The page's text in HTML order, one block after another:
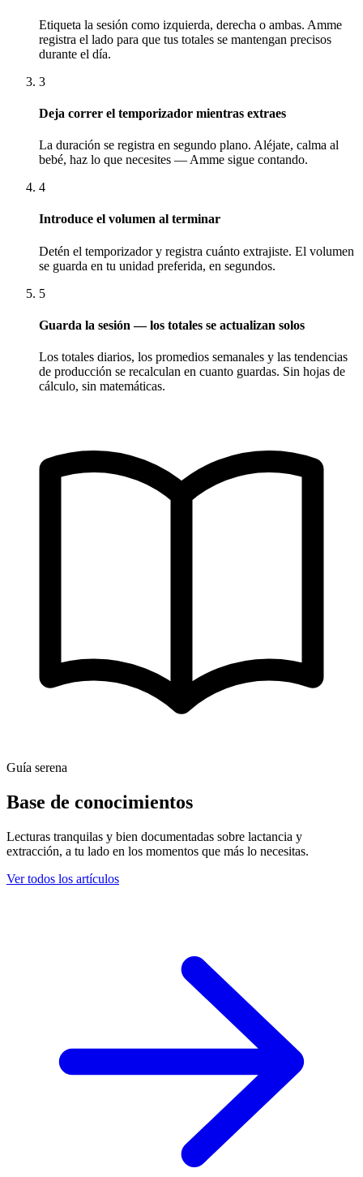
Etiqueta la sesión como izquierda, derecha o ambas. Amme
registra el lado para que tus totales se mantengan precisos
durante el día.
3
Deja correr el temporizador mientras extraes
La duración se registra en segundo plano. Aléjate, calma al
bebé, haz lo que necesites — Amme sigue contando.
4
Introduce el volumen al terminar
Detén el temporizador y registra cuánto extrajiste. El volumen
se guarda en tu unidad preferida, en segundos.
5
Guarda la sesión — los totales se actualizan solos
Los totales diarios, los promedios semanales y las tendencias
de producción se recalculan en cuanto guardas. Sin hojas de
cálculo, sin matemáticas.
Guía serena
Base de conocimientos
Lecturas tranquilas y bien documentadas sobre lactancia y
extracción, a tu lado en los momentos que más lo necesitas.
Ver todos los artículos